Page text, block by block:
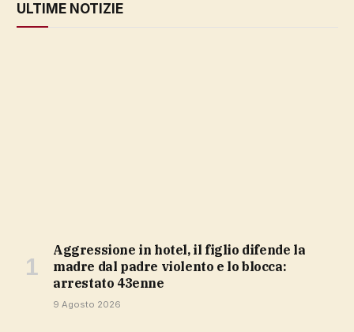
ULTIME NOTIZIE
Aggressione in hotel, il figlio difende la
madre dal padre violento e lo blocca:
arrestato 43enne
9 Agosto 2026